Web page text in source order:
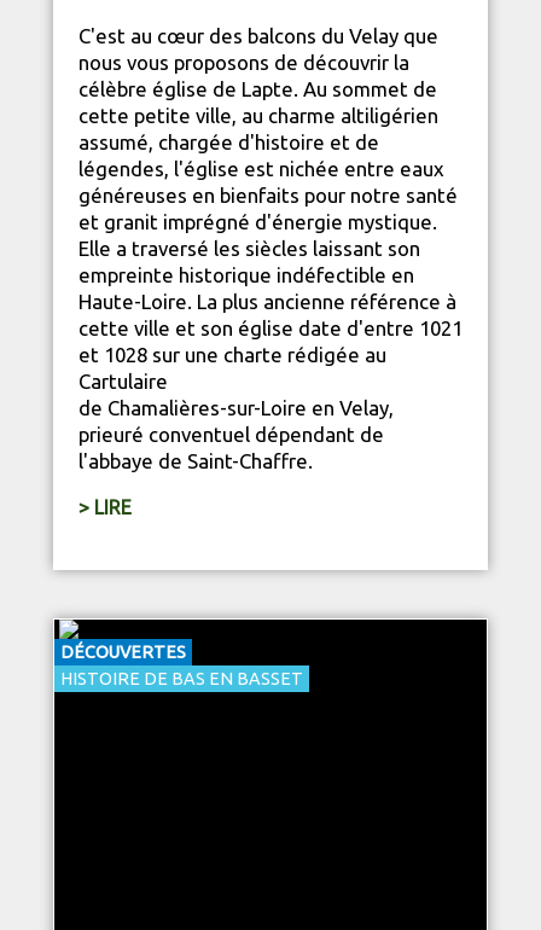
C'est au cœur des balcons du Velay que
nous vous proposons de découvrir la
célèbre église de Lapte. Au sommet de
cette petite ville, au charme altiligérien
assumé, chargée d'histoire et de
légendes, l'église est nichée entre eaux
généreuses en bienfaits pour notre santé
et granit imprégné d'énergie mystique.
Elle a traversé les siècles laissant son
empreinte historique indéfectible en
Haute-Loire . La plus ancienne référence à
cette ville et son église date d'entre 1021
et 1028 sur une charte rédigée au
Cartulaire
de Chamalières-sur-Loire en Velay,
prieuré conventuel dépendant de
l'abbaye de Saint-Chaffre.
> LIRE
DÉCOUVERTES
HISTOIRE DE BAS EN BASSET